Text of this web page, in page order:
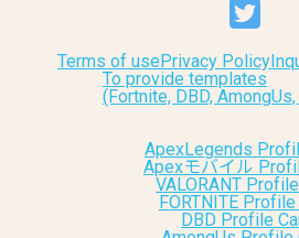
Terms of usePrivacy Policy
To provide templates
(Fortnite, DBD, AmongUs,
ApexLegends
Apexモバイル
VALORANT
FORTNITE Profile
DBD Profile